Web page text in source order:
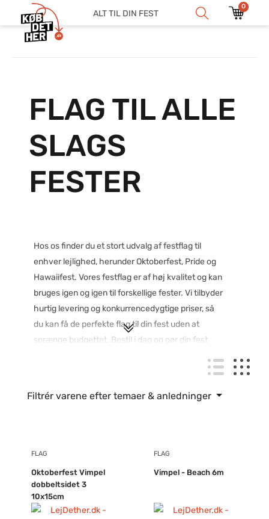
ALT TIL DIN FEST
0
FLAG TIL ALLE
SLAGS
FESTER
Hos os finder du et stort udvalg af festflag til
enhver lejlighed, herunder Oktoberfest, Pride og
Hawaiifest. Vores festflag er af høj kvalitet og kan
bruges igen og igen til forskellige fester. Vi tilbyder
hurtig levering og konkurrencedygtige priser, så
du kan få de perfekte flag til din fest uden at
sprænge budgettet. Bestil i dag og gør din fest
Filtrér varene efter temaer & anledninger
FLAG
Oktoberfest Vimpel
dobbeltsidet 3
10x15cm
FLAG
Vimpel - Beach 6m